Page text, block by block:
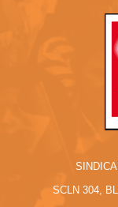
SCLN 304,